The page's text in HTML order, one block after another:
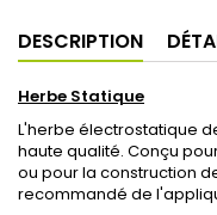
DESCRIPTION
Herbe Statique
L'herbe électrostatique
haute qualité. Conçu
ou pour la construction
recommandé de